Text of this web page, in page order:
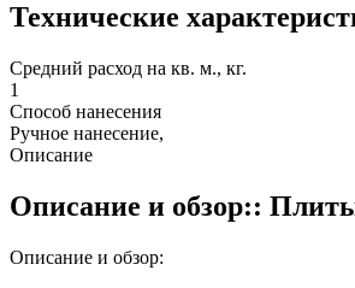
Технические
Средний расход на кв. м., кг.
1
Способ нанесения
Ручное нанесение,
Описание
Описание и обзор::
Описание и обзор: